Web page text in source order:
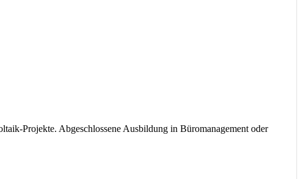
Projekte. Abgeschlossene Ausbildung in Büromanagement oder